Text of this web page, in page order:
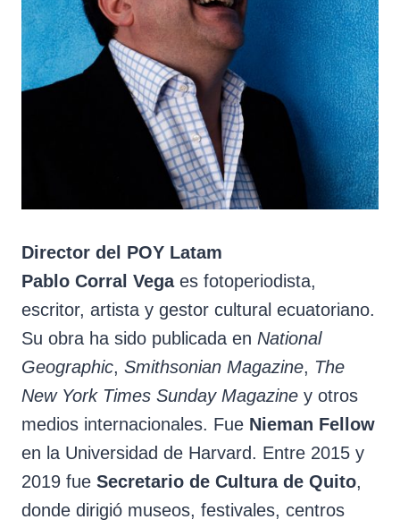
Director del POY Latam
Pablo Corral Vegaes fotoperiodista,
escritor, artista y gestor cultural ecuatoriano.
Su obra ha sido publicada en National
Geographic, Smithsonian Magazine, The
New York Times Sunday Magazine y otros
medios internacionales. Fue Nieman Fellow
en la Universidad de Harvard. Entre 2015 y
2019 fue Secretario de Cultura de Quito,
donde dirigió museos, festivales, centros